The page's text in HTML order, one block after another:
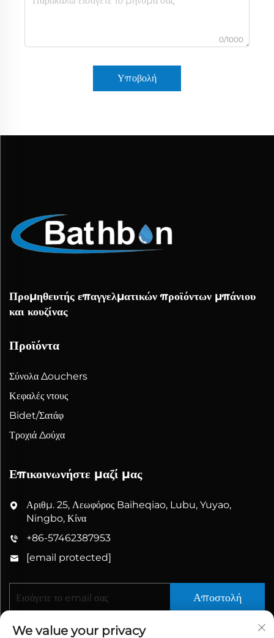
0/1000
Υποβολή
Προμηθευτής επαγγελματικών προϊόντων μπάνιου
και κουζίνας
Προϊόντα
Σύνολα Δouchers
Κεφαλές ντους
Bidet/Σατάφ
Τροχιά Δούχα
Επικοινωνήστε μαζί μας
Αριθμ. 25, Λεωφόρος Baiheqiao, Lubu, Yuyao,
Ningbo, Κίνα
+86-57462387953
[email protected]
Αποστολή
We value your privacy